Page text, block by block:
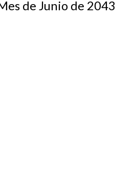
de Junio de 2043